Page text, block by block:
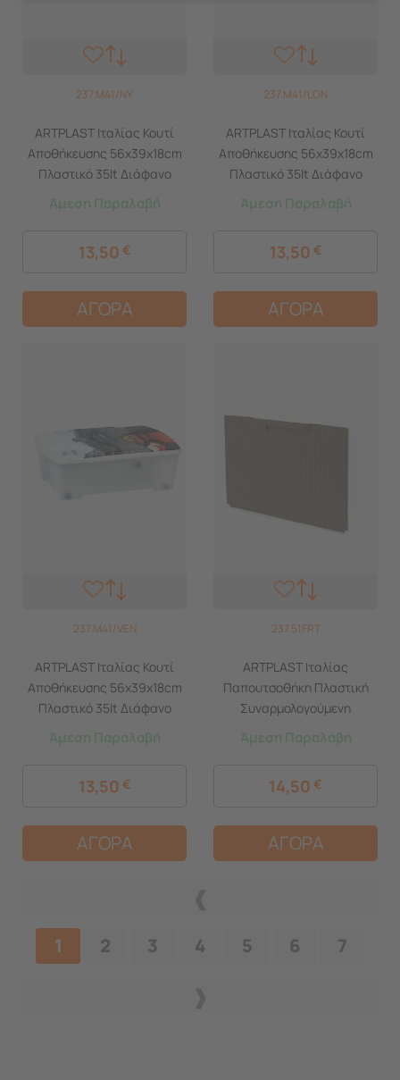
237.M41/NY
ARTPLAST Ιταλίας Κουτί
Αποθήκευσης 56x39x18cm
Πλαστικό 35lt Διάφανο
Decor New York
Άμεση Παραλαβή
13,50 €
ΑΓΟΡΑ
237.M41/LON
ARTPLAST Ιταλίας Κουτί
Αποθήκευσης 56x39x18cm
Πλαστικό 35lt Διάφανο
Decor London
Άμεση Παραλαβή
13,50 €
ΑΓΟΡΑ
237.M41/VEN
ARTPLAST Ιταλίας Κουτί
Αποθήκευσης 56x39x18cm
Πλαστικό 35lt Διάφανο
Decor Venezia
Άμεση Παραλαβή
13,50 €
ΑΓΟΡΑ
237.51FRT
ARTPLAST Ιταλίας
Παπουτσοθήκη Πλαστική
Συναρμολογούμενη
51x17.3x41cm για 3 Ζευγάρια
Άμεση Παραλαβή
14,50 €
ΑΓΟΡΑ
1 2 3 4 5 6 7